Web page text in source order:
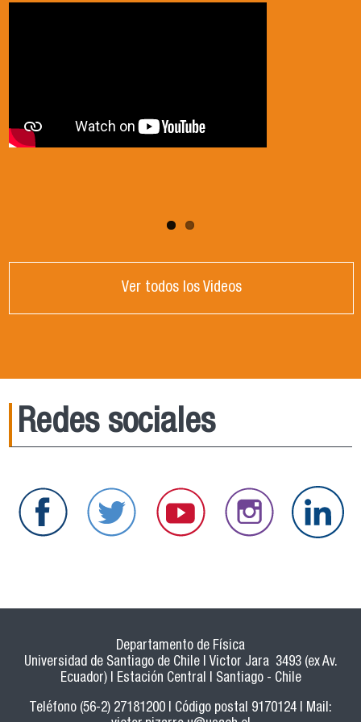
Ver todos los Videos
Redes sociales
Departamento de Física
Universidad de Santiago de Chile | Victor Jara 3493 (ex Av.
Ecuador) | Estación Central | Santiago - Chile
Teléfono (56-2) 27181200 | Código postal 9170124 | Mail: